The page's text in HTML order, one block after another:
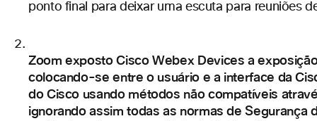
ponto final para deixar uma escuta para reuniões
Zoom exposto Cisco Webex Devices a
colocando-se entre o usuário e a interface da
do Cisco usando métodos não compatíveis
ignorando assim todas as normas de Segurança